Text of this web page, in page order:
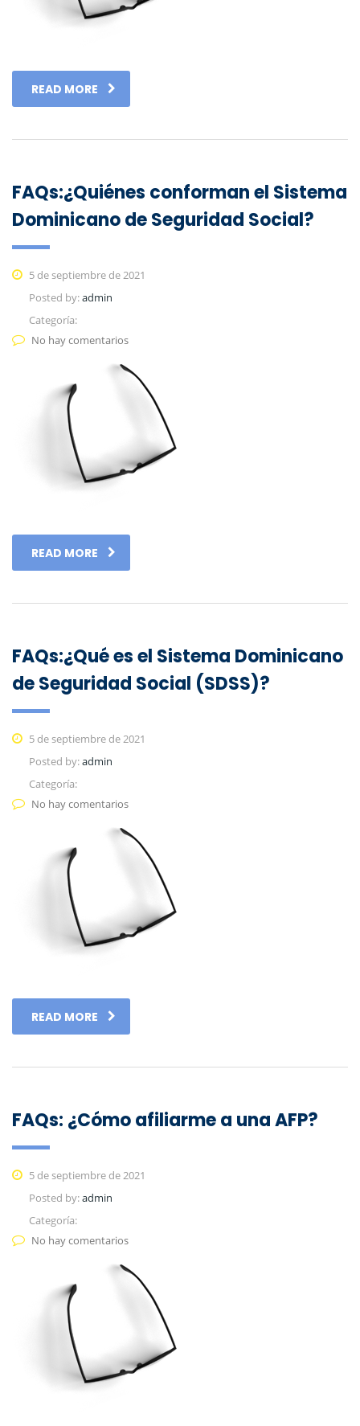
READ MORE
FAQs:¿Quiénes conforman el Sistema
Dominicano de Seguridad Social?
5 de septiembre de 2021
Posted by:admin
Categoría:
No hay comentarios
READ MORE
FAQs:¿Qué es el Sistema Dominicano
de Seguridad Social (SDSS)?
5 de septiembre de 2021
Posted by:admin
Categoría:
No hay comentarios
READ MORE
FAQs: ¿Cómo afiliarme a una AFP?
5 de septiembre de 2021
Posted by:admin
Categoría:
No hay comentarios